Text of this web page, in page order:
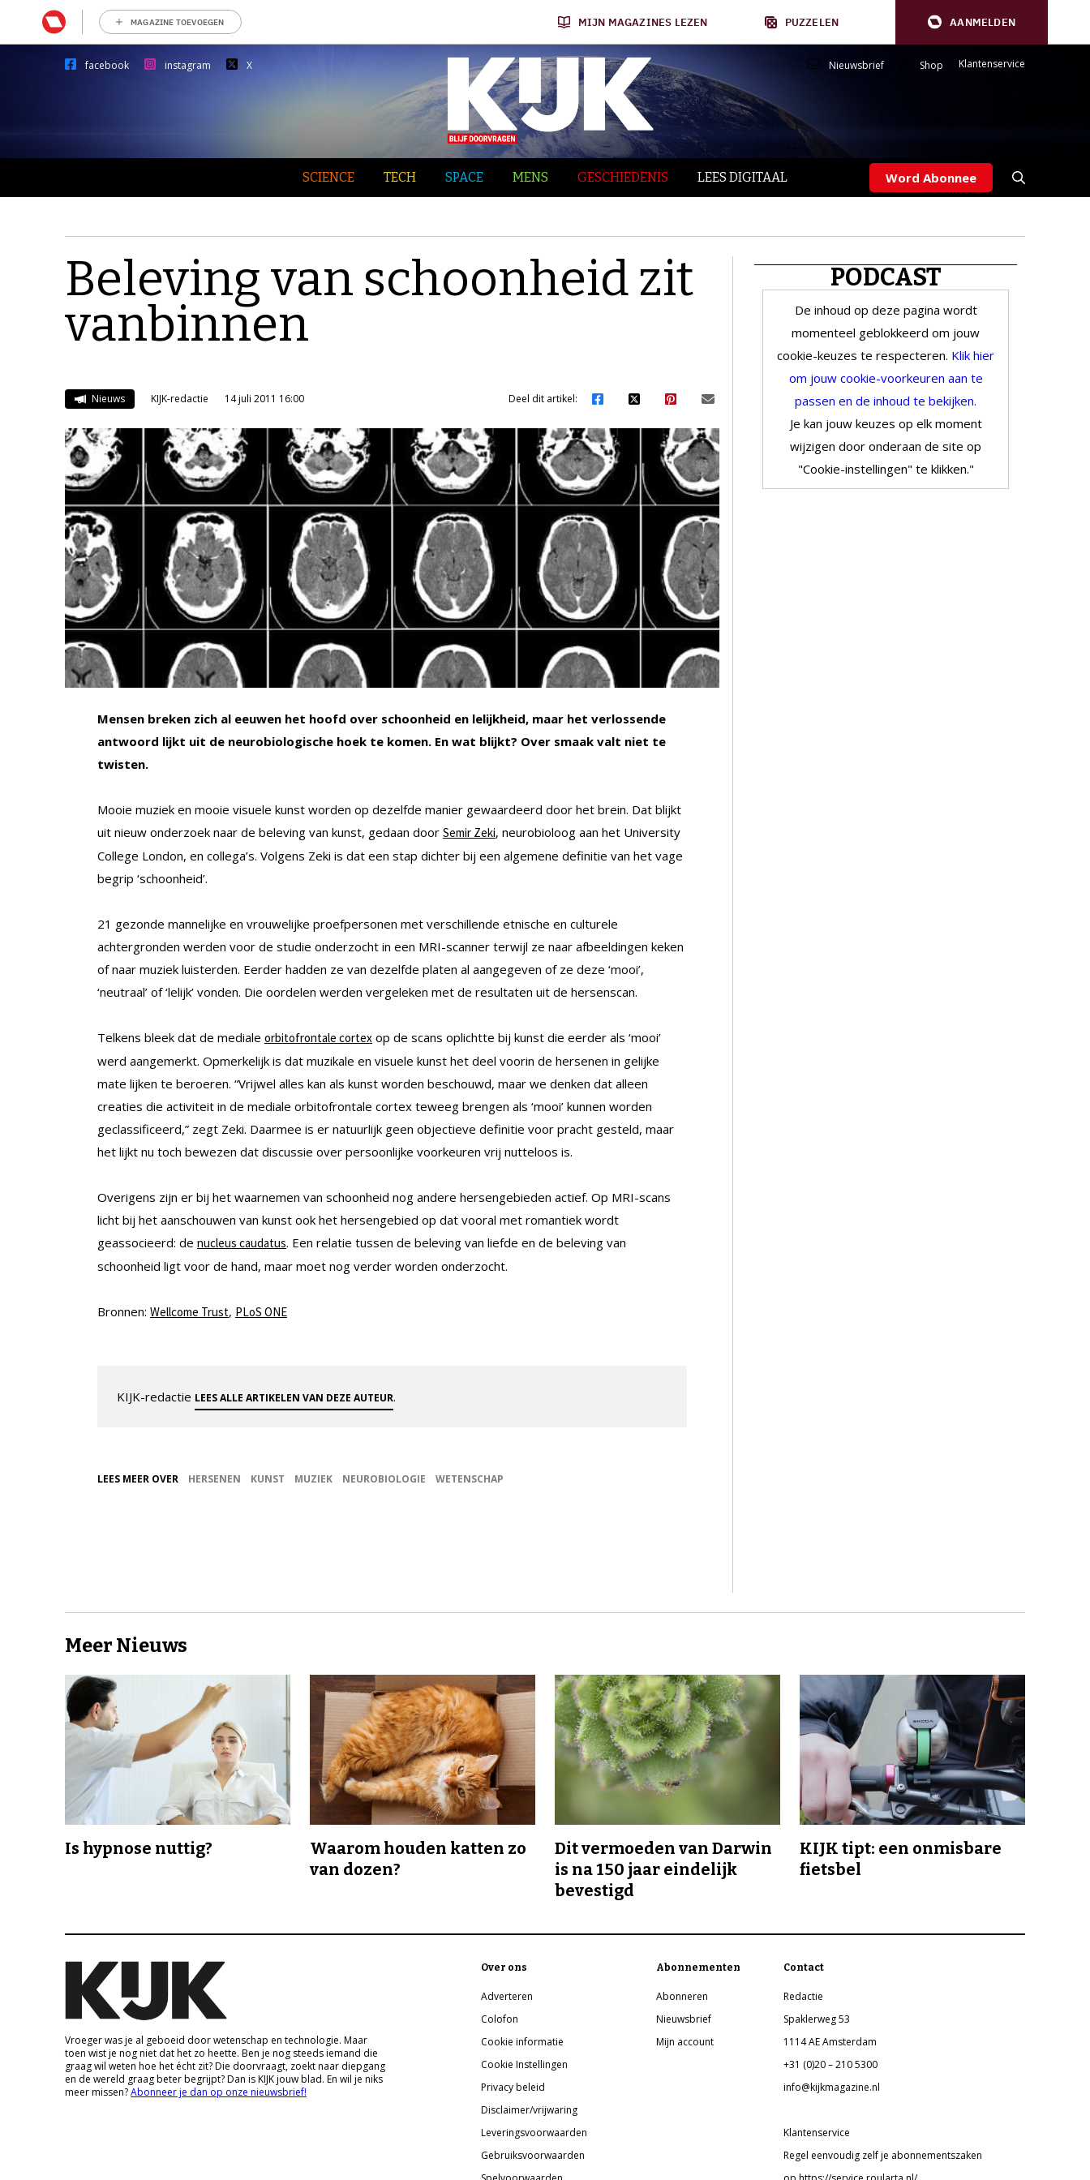
MAGAZINE TOEVOEGEN MIJN MAGAZINES LEZEN PUZZELEN AANMELDEN
facebook instagram X Nieuwsbrief Shop Klantenservice
SCIENCE TECH SPACE MENS GESCHIEDENIS LEES DIGITAAL Word Abonnee
Beleving van schoonheid zit
vanbinnen
Nieuws KIJK-redactie 14 juli 2011 16:00 Deel dit artikel:
Mensen breken zich al eeuwen het hoofd over schoonheid en lelijkheid, maar het verlossende
antwoord lijkt uit de neurobiologische hoek te komen. En wat blijkt? Over smaak valt niet te
twisten.
Mooie muziek en mooie visuele kunst worden op dezelfde manier gewaardeerd door het brein. Dat blijkt
uit nieuw onderzoek naar de beleving van kunst, gedaan door Semir Zeki, neurobioloog aan het University
College London, en collega’s. Volgens Zeki is dat een stap dichter bij een algemene definitie van het vage
begrip ‘schoonheid’.
21 gezonde mannelijke en vrouwelijke proefpersonen met verschillende etnische en culturele
achtergronden werden voor de studie onderzocht in een MRI-scanner terwijl ze naar afbeeldingen keken
of naar muziek luisterden. Eerder hadden ze van dezelfde platen al aangegeven of ze deze ‘mooi’,
‘neutraal’ of ‘lelijk’ vonden. Die oordelen werden vergeleken met de resultaten uit de hersenscan.
Telkens bleek dat de mediale orbitofrontale cortex op de scans oplichtte bij kunst die eerder als ‘mooi’
werd aangemerkt. Opmerkelijk is dat muzikale en visuele kunst het deel voorin de hersenen in gelijke
mate lijken te beroeren. “Vrijwel alles kan als kunst worden beschouwd, maar we denken dat alleen
creaties die activiteit in de mediale orbitofrontale cortex teweeg brengen als ‘mooi’ kunnen worden
geclassificeerd,” zegt Zeki. Daarmee is er natuurlijk geen objectieve definitie voor pracht gesteld, maar
het lijkt nu toch bewezen dat discussie over persoonlijke voorkeuren vrij nutteloos is.
Overigens zijn er bij het waarnemen van schoonheid nog andere hersengebieden actief. Op MRI-scans
licht bij het aanschouwen van kunst ook het hersengebied op dat vooral met romantiek wordt
geassocieerd: de nucleus caudatus. Een relatie tussen de beleving van liefde en de beleving van
schoonheid ligt voor de hand, maar moet nog verder worden onderzocht.
Bronnen: Wellcome Trust, PLoS ONE
KIJK-redactie LEES ALLE ARTIKELEN VAN DEZE AUTEUR.
LEES MEER OVER HERSENEN KUNST MUZIEK NEUROBIOLOGIE WETENSCHAP
PODCAST
De inhoud op deze pagina wordt
momenteel geblokkeerd om jouw
cookie-keuzes te respecteren. Klik hier
om jouw cookie-voorkeuren aan te
passen en de inhoud te bekijken.
Je kan jouw keuzes op elk moment
wijzigen door onderaan de site op
"Cookie-instellingen" te klikken."
Meer Nieuws
Is hypnose nuttig?
Waarom houden katten zo
van dozen?
Dit vermoeden van Darwin
is na 150 jaar eindelijk
bevestigd
KIJK tipt: een onmisbare
fietsbel
Vroeger was je al geboeid door wetenschap en technologie. Maar
toen wist je nog niet dat het zo heette. Ben je nog steeds iemand die
graag wil weten hoe het écht zit? Die doorvraagt, zoekt naar diepgang
en de wereld graag beter begrijpt? Dan is KIJK jouw blad. En wil je niks
meer missen?Abonneer je dan op onze nieuwsbrief!
Over ons
Adverteren
Colofon
Cookie informatie
Cookie Instellingen
Privacy beleid
Disclaimer/vrijwaring
Leveringsvoorwaarden
Gebruiksvoorwaarden
Abonnementen
Abonneren
Nieuwsbrief
Mijn account
Contact
Redactie
Spaklerweg 53
1114 AE Amsterdam
+31 (0)20 – 210 5300
info@kijkmagazine.nl
Klantenservice
Regel eenvoudig zelf je abonnementszaken